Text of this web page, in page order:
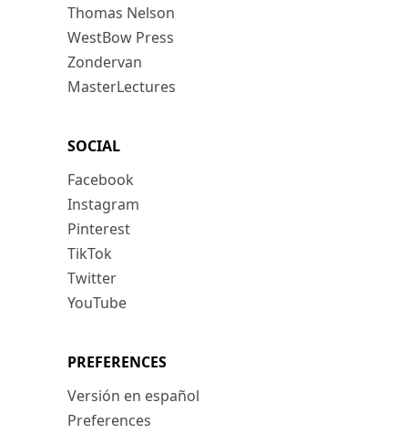
Thomas Nelson
WestBow Press
Zondervan
MasterLectures
SOCIAL
Facebook
Instagram
Pinterest
TikTok
Twitter
YouTube
PREFERENCES
Versión en español
Preferences